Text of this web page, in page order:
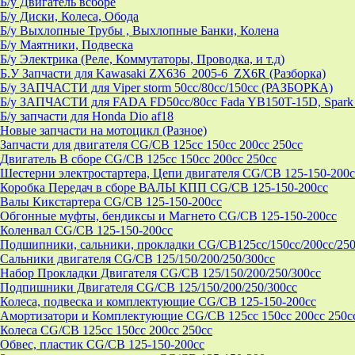
Б/у Диски, Колеса, Обода
Б/у Выхлопные Трубы , Выхлопные Банки, Колена
Б/у Маятники, Подвеска
Б/у Электрика (Реле, Коммутаторы, Проводка, и т.д)
Б.У Запчасти для Kawasaki ZX636_2005-6_ZX6R (Разборка)
Б/у ЗАПЧАСТИ для Viper storm 50cc/80cc/150cc (РАЗБОРКА)
Б/у ЗАПЧАСТИ для FADA FD50cc/80cc Fada YB150T-15D, Spark
Б/у запчасти для Honda Dio af18
Новые запчасти на мотоцикл (Разное)
Запчасти для двигателя CG/CB 125cc 150cc 200cc 250cc
Двигатель В сборе CG/CB 125cc 150cc 200cc 250cc
Шестерни электростартера, Цепи двигателя CG/CB 125-150-
Коробка Передач в сборе ВАЛЫ КПП CG/CB 125-150-200cc
Валы Кикстартера CG/CB 125-150-200cc
Обгонные муфты, бендиксы и Магнето CG/CB 125-150-200cc
Коленвал CG/CB 125-150-200cc
Подшипники, сальники, прокладки CG/CB125сс/150cc/200cc/
Сальники двигателя CG/CB 125/150/200/250/300cc
Набор Прокладки Двигателя CG/CB 125/150/200/250/300cc
Подпишники Двигателя CG/CB 125/150/200/250/300cc
Колеса, подвеска и комплектующие CG/CB 125-150-200cc
Амортизатори и Комплектующие CG/CB 125cc 150cc 200cc
Колеса CG/CB 125cc 150cc 200cc 250cc
Обвес, пластик CG/CB 125-150-200cc